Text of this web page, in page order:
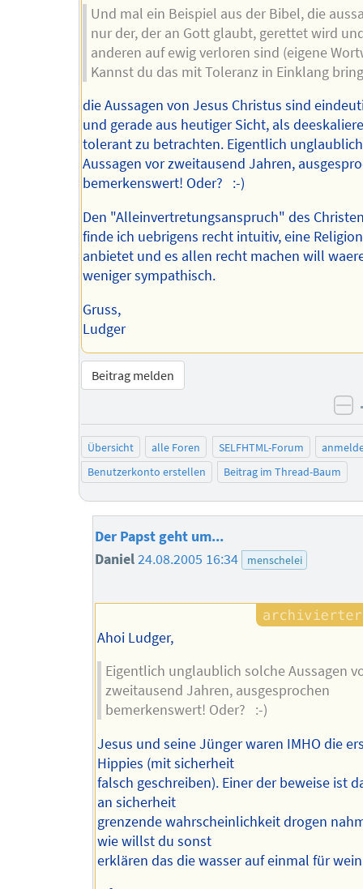
Und mal ein Beispiel aus der Bibel, die
nur der, der an Gott glaubt, gerettet wird
anderen auf ewig verloren sind (eigene
Kannst du das mit Toleranz in Einklang
die Aussagen von Jesus Christus sind
und gerade aus heutiger Sicht, als
tolerant zu betrachten. Eigentlich
Aussagen vor zweitausend Jahren,
bemerkenswert! Oder? :-)
Den "Alleinvertretungsanspruch" des
finde ich uebrigens recht intuitiv, eine
anbietet und es allen recht machen will
weniger sympathisch.
Gruss,
Ludger
Beitrag melden
Übersicht alle Foren SELFHTML-Forum
Benutzerkonto erstellen
Beitrag im Thread-Baum
Der Papst geht um...
Daniel24.08.2005 16:34 menschelei
Ahoi Ludger,
Eigentlich unglaublich solche Aussagen
zweitausend Jahren, ausgesprochen
bemerkenswert! Oder? :-)
Jesus und seine Jünger waren IMHO die
Hippies (mit sicherheit
falsch geschreiben). Einer der beweise ist
an sicherheit
grenzende wahrscheinlichkeit drogen
wie willst du sonst
erklären das die wasser auf einmal für